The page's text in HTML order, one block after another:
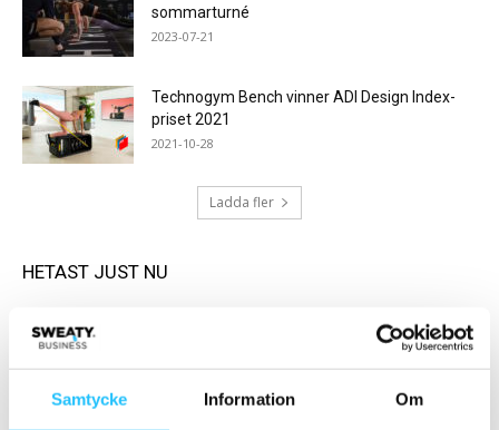
Samtycke Information Om
sommarturné
2023-07-21
Technogym Bench vinner ADI Design Index-
priset 2021
2021-10-28
Ladda fler
HETAST JUST NU